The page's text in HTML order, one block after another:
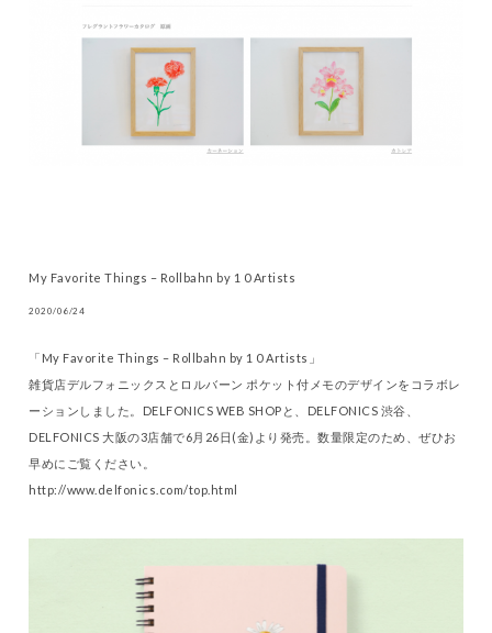
My Favorite Things – Rollbahn by 1 0 Artists
2020/06/24
「My Favorite Things – Rollbahn by 1 0 Artists」
雑貨店デルフォニックスとロルバーン ポケット付メモのデザインをコラボレ
ーションしました。DELFONICS WEB SHOPと、DELFONICS 渋谷、
DELFONICS 大阪の3店舗で6月26日(金)より発売。数量限定のため、ぜひお
早めにご覧ください。
http://www.delfonics.com/top.html